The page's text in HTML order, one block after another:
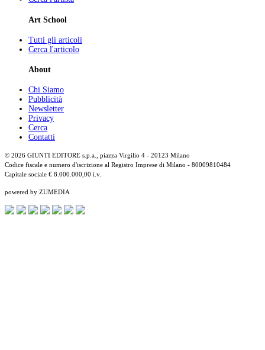
Art School
Tutti gli articoli
Cerca l'articolo
About
Chi Siamo
Pubblicità
Newsletter
Privacy
Cerca
Contatti
© 2026 GIUNTI EDITORE s.p.a., piazza Virgilio 4 - 20123 Milano
Codice fiscale e numero d'iscrizione al Registro Imprese di Milano - 80009810484
Capitale sociale € 8.000.000,00 i.v.
powered by ZUMEDIA